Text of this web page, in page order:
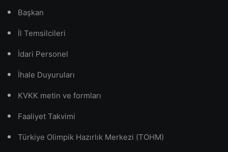
Başkan
İl Temsilcileri
İdari Personel
İhale Duyuruları
KVKK metin ve formları
Faaliyet Takvimi
Türkiye Olimpik Hazırlık Merkezi (TOHM)